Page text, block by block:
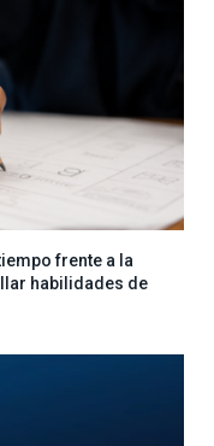
frente a la
habilidades de